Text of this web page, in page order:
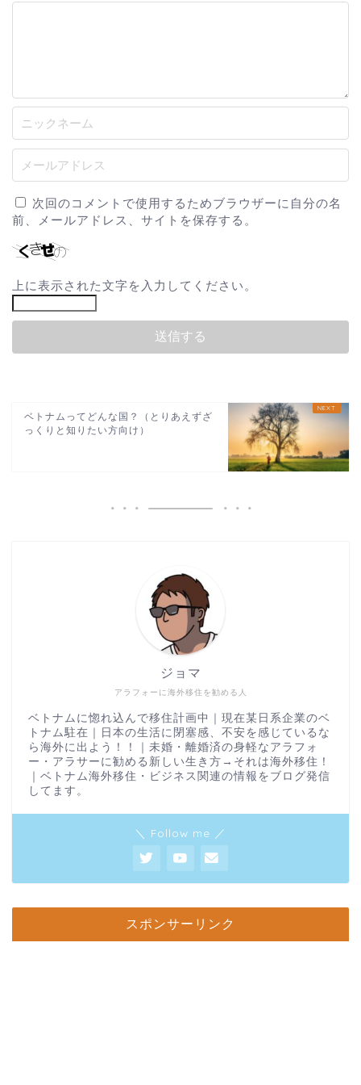
次回のコメントで使用するためブラウザーに自分の名
前、メールアドレス、サイトを保存する。
上に表示された文字を入力してください。
ベトナムってどんな国？（とりあえずざ
っくりと知りたい方向け）
アラフォーに海外移住を勧める人
ジョマ
ベトナムに惚れ込んで移住計画中｜現在某日系企業のベ
トナム駐在｜日本の生活に閉塞感、不安を感じているな
ら海外に出よう！！｜未婚・離婚済の身軽なアラフォ
ー・アラサーに勧める新しい生き方→それは海外移住！
｜ベトナム海外移住・ビジネス関連の情報をブログ発信
してます。
＼ Follow me ／
スポンサーリンク